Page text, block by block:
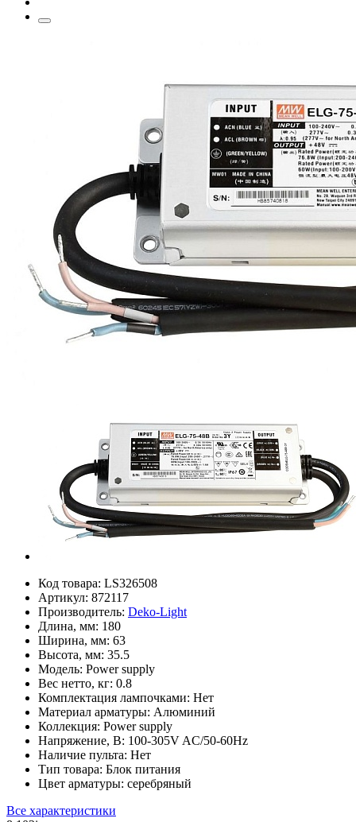
Код товара: LS326508
Артикул: 872117
Производитель: Deko-Light
Длина, мм: 180
Ширина, мм: 63
Высота, мм: 35.5
Модель: Power supply
Вес нетто, кг: 0.8
Комплектация лампочками: Нет
Материал арматуры: Алюминий
Коллекция: Power supply
Напряжение, В: 100-305V AC/50-60Hz
Наличие пульта: Нет
Тип товара: Блок питания
Цвет арматуры: серебряный
Все характеристики